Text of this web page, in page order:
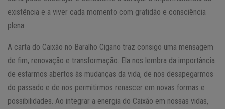
existência e a viver cada momento com gratidão e consciência
plena.
A carta do Caixão no Baralho Cigano traz consigo uma mensagem
de fim, renovação e transformação. Ela nos lembra da importância
de estarmos abertos às mudanças da vida, de nos desapegarmos
do passado e de nos permitirmos renascer em novas formas e
possibilidades. Ao integrar a energia do Caixão em nossas vidas,